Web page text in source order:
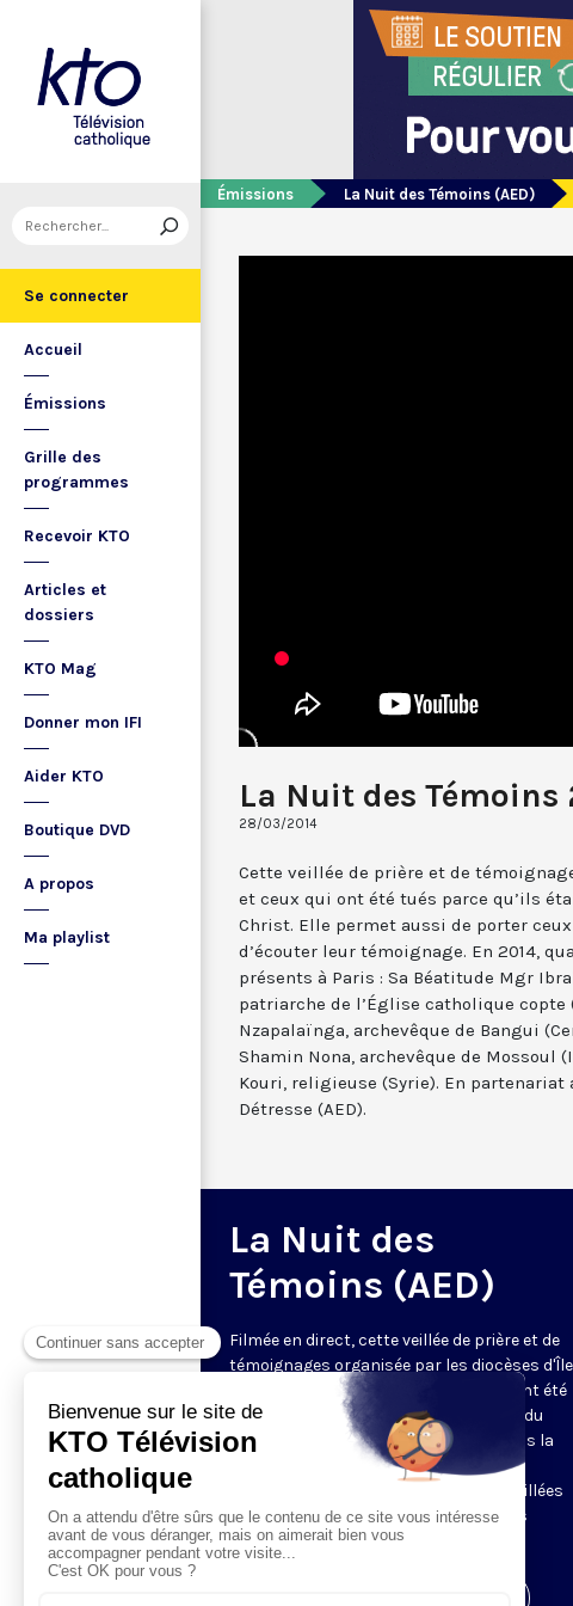
Se connecter
Accueil
Émissions
Grille des
programmes
Recevoir KTO
Articles et
dossiers
KTO Mag
Donner mon IFI
Aider KTO
Boutique DVD
A propos
Ma playlist
Émissions La Nuit des Témoins (AED)
La Nuit des Témoins
28/03/2014
Cette veillée de prière et de
et ceux qui ont été tués parce qu’ils
Christ. Elle permet aussi de porter
d’écouter leur témoignage. En 2014,
présents à Paris : Sa Béatitude Mgr
patriarche de l’Église catholique copte
Nzapalaïnga, archevêque de Bangui
Shamin Nona, archevêque de Mossoul
Kouri, religieuse (Syrie). En partenariat
Détresse (AED).
La Nuit des
Témoins (AED)
Filmée en direct, cette veillée de prière et de
témoignages organisée par les diocèses
de-France rend hommage à ceux qui ont été
tués parce qu’ils étaient des disciples du
Christ. Elle permet aussi de porter dans la
prière ceux qui souffrent toujours et
d’écouter leur témoignage. D'autres veillées
sont organisées en même temps dans
d'autres villes de France.